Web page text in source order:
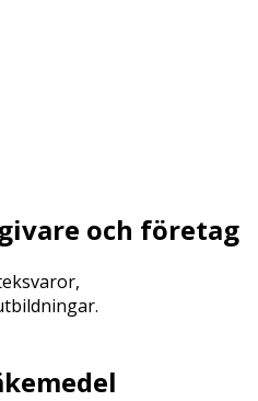
och företag